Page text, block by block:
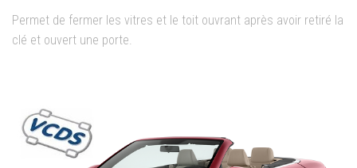
Permet de fermer les vitres et le toit ouvrant après avoir retiré la
clé et ouvert une porte.